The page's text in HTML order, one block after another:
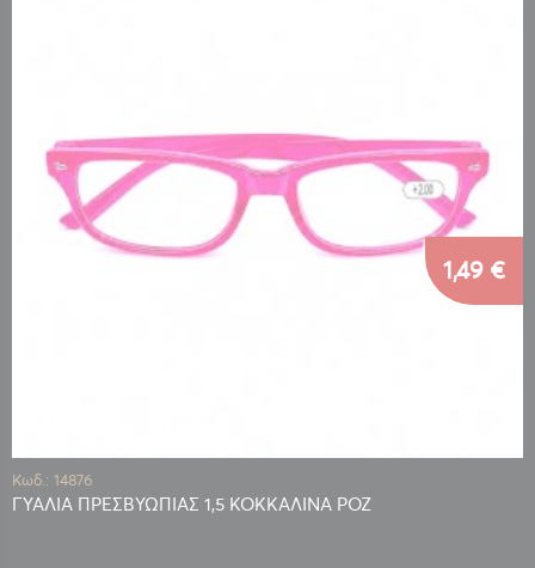
Κωδ.: 14876
ΓΥΑΛΙΑ ΠΡΕΣΒΥΩΠΙΑΣ 1,5 ΚΟΚΚΑΛΙΝΑ ΡΟΖ
1,49 €